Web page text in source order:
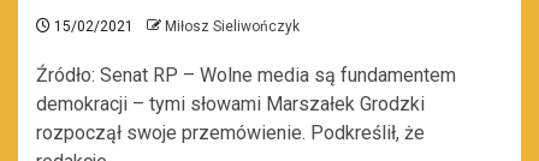
15/02/2021 Miłosz Sieliwończyk
Źródło: Senat RP – Wolne media są fundamentem
demokracji – tymi słowami Marszałek Grodzki
rozpoczął swoje przemówienie. Podkreślił, że